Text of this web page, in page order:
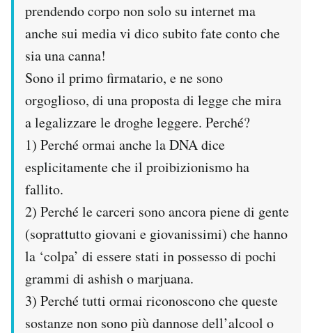
prendendo corpo non solo su internet ma
anche sui media vi dico subito fate conto che
sia una canna!
Sono il primo firmatario, e ne sono
orgoglioso, di una proposta di legge che mira
a legalizzare le droghe leggere. Perché?
1) Perché ormai anche la DNA dice
esplicitamente che il proibizionismo ha
fallito.
2) Perché le carceri sono ancora piene di gente
(soprattutto giovani e giovanissimi) che hanno
la ‘colpa’ di essere stati in possesso di pochi
grammi di ashish o marjuana.
3) Perché tutti ormai riconoscono che queste
sostanze non sono più dannose dell’alcool o